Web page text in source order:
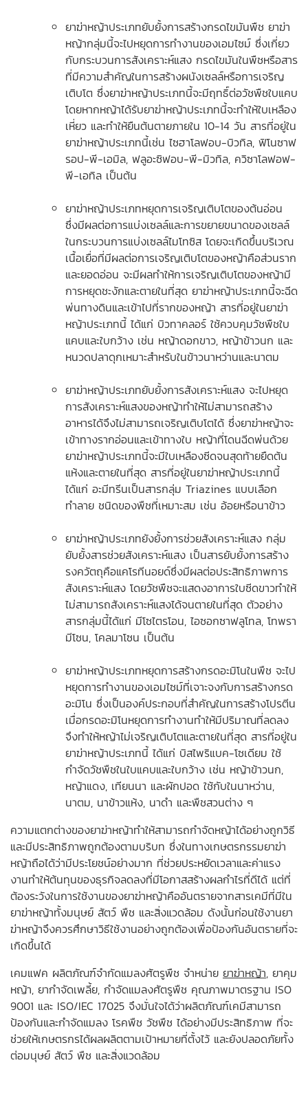
ยาฆ่าหญ้าประเภทยับยั้งการสร้างกรดไขมันพืช ยาฆ่า
หญ้ากลุ่มนี้จะไปหยุดการทำงานของเอมไซม์ ซึ่งเกี่ยว
กับกระบวนการสังเคราะห์แสง กรดไขมันในพืชหรือสาร
ที่มีความสำคัญในการสร้างผนังเซลล์หรือการเจริญ
เติบโต ซึ่งยาฆ่าหญ้าประเภทนี้จะมีฤทธิ์ต่อวัชพืชใบแคบ
โดยหากหญ้าได้รับยาฆ่าหญ้าประเภทนี้จะทำให้ใบเหลือง
เหี่ยว และทำให้ยืนต้นตายภายใน 10-14 วัน สารที่อยู่ใน
ยาฆ่าหญ้าประเภทนี้เช่น ไซฮาโลฟอบ-บิวทิล, ฟิโนซาฟ
รอป-พี-เอมิล, ฟลูอะซิฟอบ-พี-มิวทิล, ควิซาโลฟอฟ-
พี-เอทิล เป็นต้น
ยาฆ่าหญ้าประเภทหยุดการเจริญเติบโตของต้นอ่อน
ซึ่งมีผลต่อการแบ่งเซลล์และการขยายขนาดของเซลล์
ในกระบวนการแบ่งเซลล์ไมโทซิส โดยจะเกิดขึ้นบริเวณ
เนื้อเยื่อที่มีผลต่อการเจริญเติบโตของหญ้าคือส่วนราก
และยอดอ่อน จะมีผลทำให้การเจริญเติบโตของหญ้ามี
การหยุดชะงักและตายในที่สุด ยาฆ่าหญ้าประเภทนี้จะฉีด
พ่นทางดินและเข้าไปที่รากของหญ้า สารที่อยู่ในยาฆ่า
หญ้าประเภทนี้ ได้แก่ บิวทาคลอร์ ใช้ควบคุมวัชพืชใบ
แคบและใบกว้าง เช่น หญ้าดอกขาว, หญ้าข้าวนก และ
หนวดปลาดุกเหมาะสำหรับในข้าวนาหว่านและนาตม
ยาฆ่าหญ้าประเภทยับยั้งการสังเคราะห์แสง จะไปหยุด
การสังเคราะห์แสงของหญ้าทำให้ไม่สามารถสร้าง
อาหารได้จึงไม่สามารถเจริญเติบโตได้ ซึ่งยาฆ่าหญ้าจะ
เข้าทางรากอ่อนและเข้าทางใบ หญ้าที่โดนฉีดพ่นด้วย
ยาฆ่าหญ้าประเภทนี้จะมีใบเหลืองซีดจนสุดท้ายยืดต้น
แห้งและตายในที่สุด สารที่อยู่ในยาฆ่าหญ้าประเภทนี้
ได้แก่ อะมีทรีนเป็นสารกลุ่ม Triazines แบบเลือก
ทำลาย ชนิดของพืชที่เหมาะสม เช่น อ้อยหรือนาข้าว
ยาฆ่าหญ้าประเภทยังยั้งการช่วยสังเคราะห์แสง กลุ่ม
ยับยั้งสารช่วยสังเคราะห์แสง เป็นสารยับยั้งการสร้าง
รงควัตถุคือแคโรทีนอยด์ซึ่งมีผลต่อประสิทธิภาพการ
สังเคราะห์แสง โดยวัชพืชจะแสดงอาการใบซีดขาวทำให้
ไม่สามารถสังเคราะห์แสงได้จนตายในที่สุด ตัวอย่าง
สารกลุ่มนี้ได้แก่ มีโซไตรโอน, ไอซอกซาฟลูโทล, โทพรา
มีโซน, โคลมาโซน เป็นต้น
ยาฆ่าหญ้าประเภทหยุดการสร้างกรดอะมิโนในพืช จะไป
หยุดการทำงานของเอมไซม์ที่เจาะจงกับการสร้างกรด
อะมิโน ซึ่งเป็นองค์ประกอบที่สำคัญในการสร้างโปรตีน
เมื่อกรดอะมิโนหยุดการทำงานทำให้มีปริมาณที่ลดลง
จึงทำให้หญ้าไม่เจริญเติบโตและตายในที่สุด สารที่อยู่ใน
ยาฆ่าหญ้าประเภทนี้ ได้แก่ บิสไพริแบค-โซเดียม ใช้
กำจัดวัชพืชในใบแคบและใบกว้าง เช่น หญ้าข้าวนก,
หญ้าแดง, เทียนนา และผักปอด ใช้กับในนาหว่าน,
นาตม, นาข้าวแห้ง, นาดำ และพืชสวนต่าง ๆ
ความแตกต่างของยาฆ่าหญ้าทำให้สามารถกำจัดหญ้าได้อย่างถูกวิธี
และมีประสิทธิภาพถูกต้องตามบริบท ซึ่งในทางเกษตรกรรมยาฆ่า
หญ้าถือได้ว่ามีประโยชน์อย่างมาก ที่ช่วยประหยัดเวลาและค่าแรง
งานทำให้ต้นทุนของธุรกิจลดลงที่มีโอกาสสร้างผลกำไรที่ดีได้ แต่ที่
ต้องระวังในการใช้งานของยาฆ่าหญ้าคืออันตรายจากสารเคมีที่มีใน
ยาฆ่าหญ้าทั้งมนุษย์ สัตว์ พืช และสิ่งแวดล้อม ดังนั้นก่อนใช้งานยา
ฆ่าหญ้าจึงควรศึกษาวิธีใช้งานอย่างถูกต้องเพื่อป้องกันอันตรายที่จะ
เกิดขึ้นได้
เคมแฟค ผลิตภัณฑ์จำกัดแมลงศัตรูพืช จำหน่าย ยาฆ่าหญ้า, ยาคุม
หญ้า, ยากำจัดเพลี้ย, กำจัดแมลงศัตรูพืช คุณภาพมาตรฐาน ISO
9001 และ ISO/IEC 17025 จึงมั่นใจได้ว่าผลิตภัณฑ์เคมีสามารถ
ป้องกันและกำจัดแมลง โรคพืช วัชพืช ได้อย่างมีประสิทธิภาพ ที่จะ
ช่วยให้เกษตรกรได้ผลผลิตตามเป้าหมายที่ตั้งไว้ และยังปลอดภัยทั้ง
ต่อมนุษย์ สัตว์ พืช และสิ่งแวดล้อม